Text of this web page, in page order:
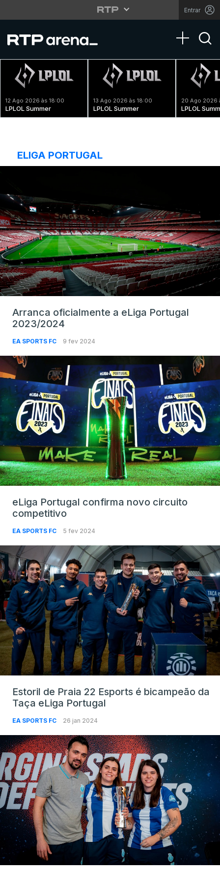
Entrar
Toggle
12 Ago 2026 às 18:00
LPLOL Summer
13 Ago 2026 às 18:00
LPLOL Summer
20 Ago 2026
LPLOL
ELIGA PORTUGAL
Arranca oficialmente a eLiga Portugal
2023/2024
EA SPORTS FC 9 fev 2024
eLiga Portugal confirma novo circuito
competitivo
EA SPORTS FC 5 fev 2024
Estoril de Praia 22 Esports é bicampeão da
Taça eLiga Portugal
EA SPORTS FC 26 jan 2024